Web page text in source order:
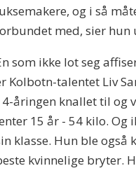
og i så
med, sier hun
som ikke lot seg
Kolbotn-talentet Liv
åringen knallet til og
15 år - 54 kilo. Og
klasse. Hun ble også
kvinnelige bryter.